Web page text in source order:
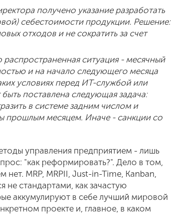
получено указание разработать
себестоимости продукции. Решение:
отходов и не сократить за счет
ситуация - месячный
и на начало следующего месяца
условиях перед ИТ-службой или
поставлена следующая задача:
в системе задним числом и
прошлым месяцем. Иначе - санкции со
управления предприятием - лишь
"как реформировать?". Дело в том,
нет. MRP, MRPII, Just-in-Time, Kanban,
не стандартами, как зачастую
аккумулируют в себе лучший мировой
проекте и, главное, в каком